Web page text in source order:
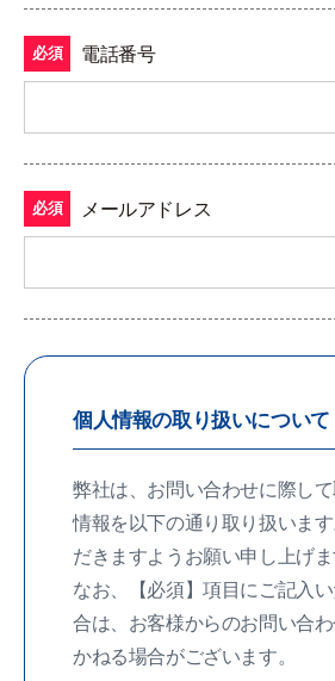
必須 電話番号
必須 メールアドレス
個人情報の取り扱いについて
弊社は、お問い合わせに際し
情報を以下の通り取り扱いま
だきますようお願い申し上げま
なお、【必須】項目にご記入
合は、お客様からのお問い合
かねる場合がございます。